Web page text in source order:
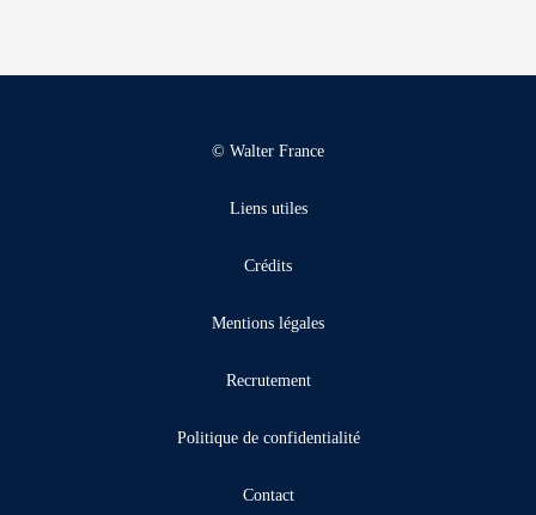
© Walter France
Liens utiles
Crédits
Mentions légales
Recrutement
Politique de confidentialité
Contact